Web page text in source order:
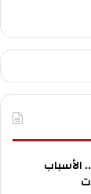
الأسباب